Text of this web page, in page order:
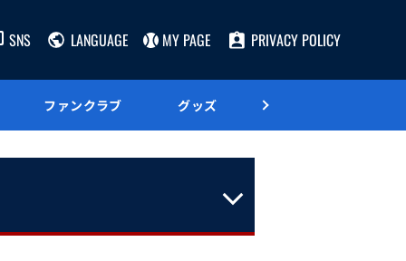
SNS LANGUAGE MY PAGE PRIVACY POLICY
ファンクラブ グッズ